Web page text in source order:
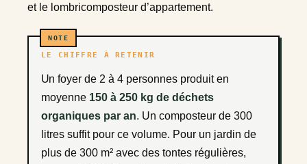
et le lombricomposteur d’appartement.
LE CHIFFRE À RETENIR
Un foyer de 2 à 4 personnes produit en
moyenne 150 à 250 kg de déchets
organiques par an. Un composteur de 300
litres suffit pour ce volume. Pour un jardin de
plus de 300 m² avec des tontes régulières,